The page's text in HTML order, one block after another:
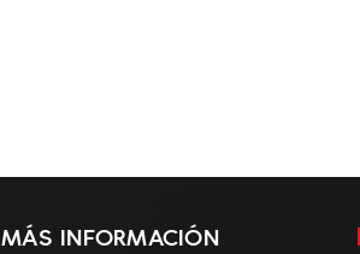
MÁS INFORMACIÓN